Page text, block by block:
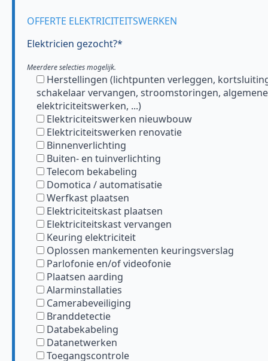
OFFERTE ELEKTRICITEITSWERKEN
Elektricien gezocht?*
Meerdere selecties mogelijk.
Herstellingen (lichtpunten verleggen,
schakelaar vervangen, stroomstoringen, algemene
elektriciteitswerken, ...)
Elektriciteitswerken nieuwbouw
Elektriciteitswerken renovatie
Binnenverlichting
Buiten- en tuinverlichting
Telecom bekabeling
Domotica / automatisatie
Werfkast plaatsen
Elektriciteitskast plaatsen
Elektriciteitskast vervangen
Keuring elektriciteit
Oplossen mankementen keuringsverslag
Parlofonie en/of videofonie
Plaatsen aarding
Alarminstallaties
Camerabeveiliging
Branddetectie
Databekabeling
Datanetwerken
Toegangscontrole